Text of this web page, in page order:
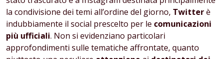
la condivisione dei temi all’ordine del giorno, Twitterè
indubbiamente il social prescelto per le comunicazioni
più ufficiali. Non si evidenziano particolari
approfondimenti sulle tematiche affrontate, quanto